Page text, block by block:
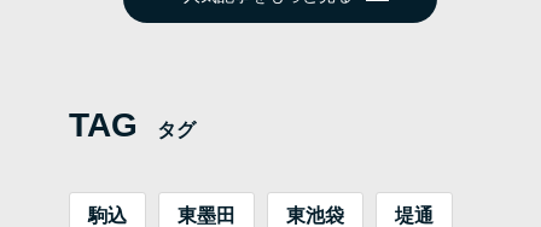
TAG タグ
駒込 東墨田 東池袋 堤通